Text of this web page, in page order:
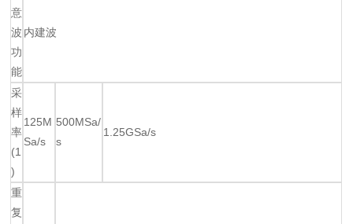
意
波
功
能
内建波
采
样
率
(1
)
125M
Sa/s
500MSa/
s
1.25GSa/s
重
复